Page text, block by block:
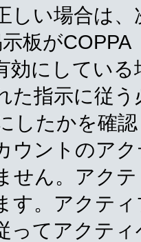
しい場合は
板が
効にしてい
た指示に従
したかを確
ウントのア
せん。アク
す。アクテ
ってアクテ